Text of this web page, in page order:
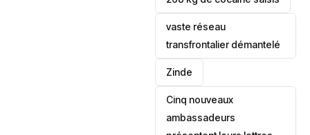
vaste réseau
transfrontalier démantelé
Zinde
Cinq nouveaux
ambassadeurs